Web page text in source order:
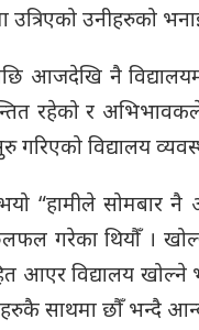
उत्रिएको उनीहरुको
आजदेखि नै
रहेको र
गरिएको विद्यालय
“हामीले सोमबार नै
गरेका थियौँ ।
आएर विद्यालय
साथमा छौँ भन्दै